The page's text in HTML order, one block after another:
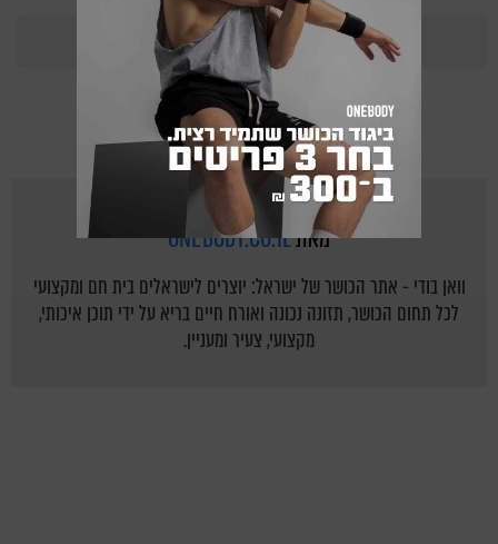
365
Points
מאתONEBODY.CO.IL
וואן בודי - אתר הכושר של ישראל: יוצרים לישראלים בית חם ומקצועי
לכל תחום הכושר, תזונה נכונה ואורח חיים בריא על ידי תוכן איכותי,
מקצועי, צעיר ומעניין.